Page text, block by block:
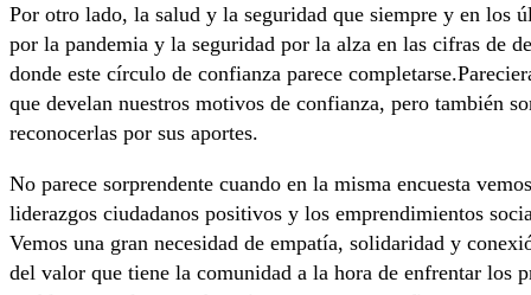
Por otro lado, la salud y la seguridad que siempre y en los
por la pandemia y la seguridad por la alza en las cifras de
donde este círculo de confianza parece
que develan nuestros motivos de confianza, pero también
reconocerlas por sus aportes.
No parece sorprendente cuando en la misma encuesta
liderazgos ciudadanos positivos y los emprendimientos
Vemos una gran necesidad de empatía, solidaridad y
del valor que tiene la comunidad a la hora de enfrentar los